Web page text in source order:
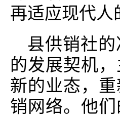
再适应现代人
县供销社
的发展契机
新的业态，
销网络。他